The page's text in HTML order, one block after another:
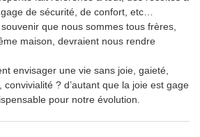
de sécurité, de confort, etc…
que nous sommes tous frères,
maison, devraient nous rendre
envisager une vie sans joie, gaieté,
convivialité ? d’autant que la joie est gage
pour notre évolution.